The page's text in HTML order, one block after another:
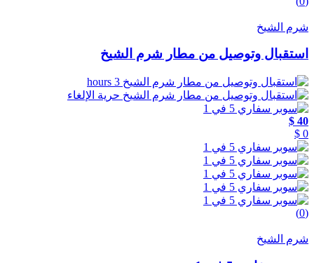
شرم الشيخ
استقبال وتوصيل من مطار شرم الشيخ
3 hours
حرية الإلغاء
40 $
0 $
(0)
شرم الشيخ